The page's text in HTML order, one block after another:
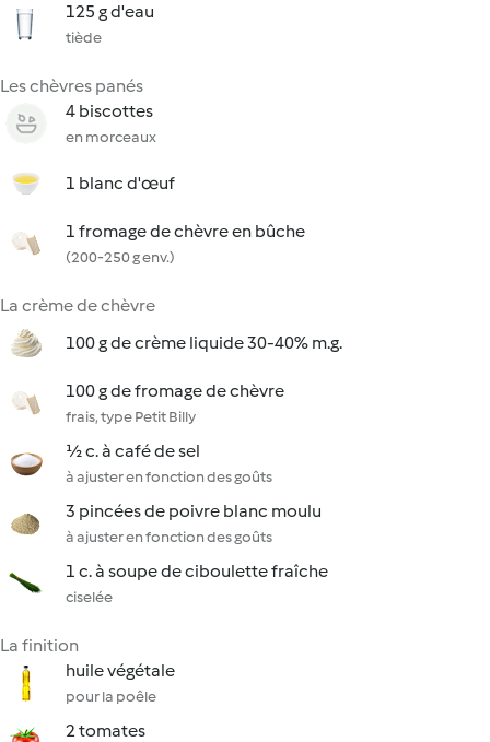
125 g d'eau
tiède
Les chèvres panés
4 biscottes
en morceaux
1 blanc d'œuf
1 fromage de chèvre en bûche
(200-250 g env.)
La crème de chèvre
100 g de crème liquide 30-40% m.g.
100 g de fromage de chèvre
frais, type Petit Billy
½ c. à café de sel
à ajuster en fonction des goûts
3 pincées de poivre blanc moulu
à ajuster en fonction des goûts
1 c. à soupe de ciboulette fraîche
ciselée
La finition
huile végétale
pour la poêle
2 tomates